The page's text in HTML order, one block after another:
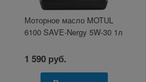
Моторное масло MOTUL
6100 SAVE-Nergy 5W-30 1л
1 590 руб.